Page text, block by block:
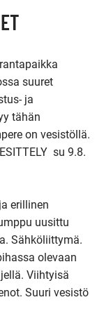
suuret
ja
tähän
on vesistöllä.
su 9.8.
erillinen
uusittu
Sähköliittymä.
olevaan
Viihtyisä
Suuri vesistö